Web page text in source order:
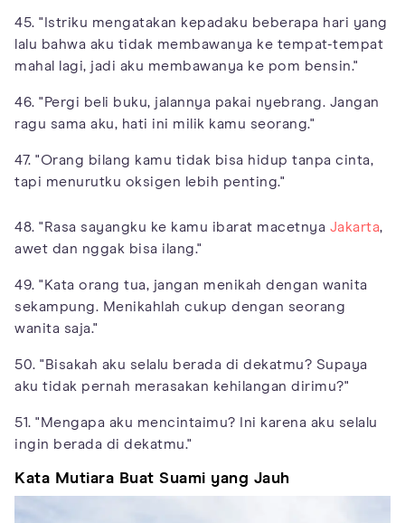
45. "Istriku mengatakan kepadaku beberapa hari yang
lalu bahwa aku tidak membawanya ke tempat-tempat
mahal lagi, jadi aku membawanya ke pom bensin."
46. "Pergi beli buku, jalannya pakai nyebrang. Jangan
ragu sama aku, hati ini milik kamu seorang."
47. "Orang bilang kamu tidak bisa hidup tanpa cinta,
tapi menurutku oksigen lebih penting."
48. "Rasa sayangku ke kamu ibarat macetnya Jakarta,
awet dan nggak bisa ilang."
49. "Kata orang tua, jangan menikah dengan wanita
sekampung. Menikahlah cukup dengan seorang
wanita saja."
50. "Bisakah aku selalu berada di dekatmu? Supaya
aku tidak pernah merasakan kehilangan dirimu?"
51. "Mengapa aku mencintaimu? Ini karena aku selalu
ingin berada di dekatmu."
Kata Mutiara Buat Suami yang Jauh